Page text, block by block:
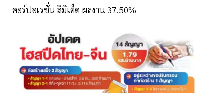
คอร์ปอเรชั่น ลิมิเต็ด ผลงาน 37.50%